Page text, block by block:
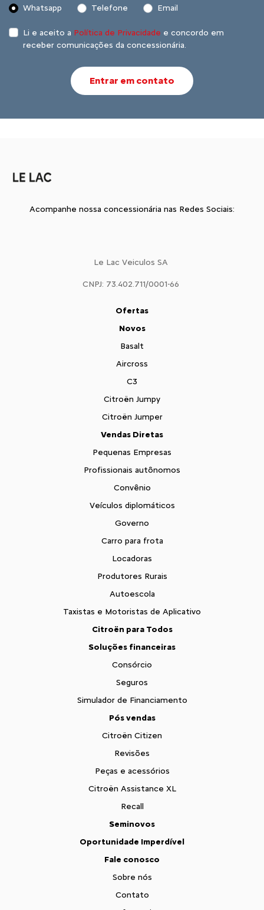
Whatsapp Telefone Email
Li e aceito a Política de Privacidade e concordo em
receber comunicações da concessionária.
Entrar em contato
Acompanhe nossa concessionária nas Redes Sociais:
Le Lac Veiculos SA
CNPJ: 73.402.711/0001-66
Ofertas
Novos
Basalt
Aircross
C3
Citroën Jumpy
Citroën Jumper
Vendas Diretas
Pequenas Empresas
Profissionais autônomos
Convênio
Veículos diplomáticos
Governo
Carro para frota
Locadoras
Produtores Rurais
Autoescola
Taxistas e Motoristas de Aplicativo
Citroën para Todos
Soluções financeiras
Consórcio
Seguros
Simulador de Financiamento
Pós vendas
Citroën Citizen
Revisões
Peças e acessórios
Citroën Assistance XL
Recall
Seminovos
Oportunidade Imperdível
Fale conosco
Sobre nós
Contato